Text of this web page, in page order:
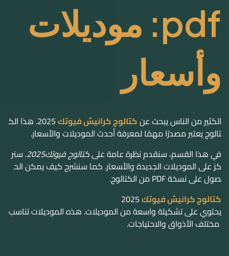
pdf: موديلات
وأسعار
الكثير من الناس يبحث عنكتالوج كرانيش فيوتك
2025. هذا الك
تالوج يعتبر مصدرًا مهمًا لمعرفة أحدث الموديلات والأسعار.
في هذا القسم، سنقدم نظرة عامة علىكتالوج فيوتك2025
. سنر
كز على الموديلات الجديدة والأسعار. كما سنشرح كيف يمكن الح
صول على نسخة PDF من الكتالوج.
كتالوج كرانيش فيوتك
يحتوي على تشكيلة واسعة من الموديلات. هذه الموديلات تناسب
مختلف الأذواق والاحتياجات.